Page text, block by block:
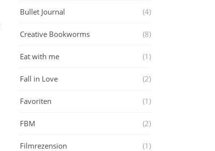
Bullet Journal (4)
Creative Bookworms (8)
Eat with me (1)
Fall in Love (2)
Favoriten (1)
FBM (2)
Filmrezension (1)